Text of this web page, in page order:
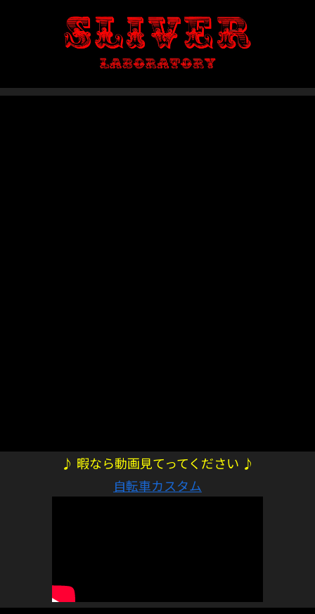
♪ 暇なら動画見てってください ♪
自転車カスタム